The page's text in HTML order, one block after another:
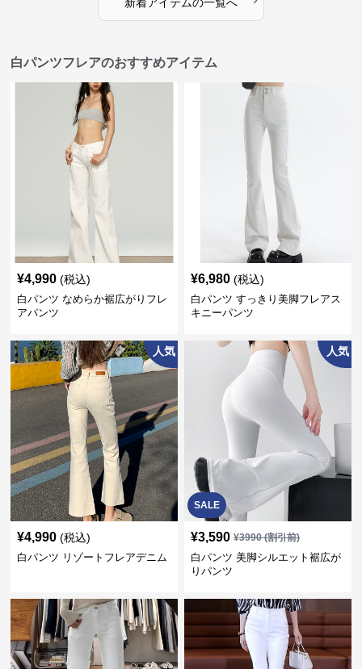
白パンツフレアのおすすめアイテム
¥4,990 (税込)
白パンツ なめらか裾広がりフレ
アパンツ
¥6,980 (税込)
白パンツ すっきり美脚フレアス
キニーパンツ
人気
¥4,990 (税込)
白パンツ リゾートフレアデニム
SALE
人気
¥3,590 ¥3990(割引前)
白パンツ 美脚シルエット裾広が
りパンツ